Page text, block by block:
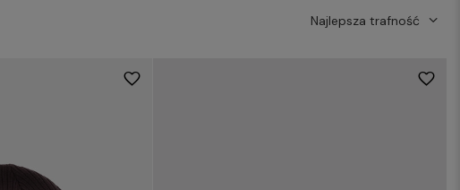
Najlepsza trafność